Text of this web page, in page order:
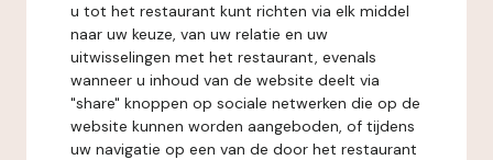
u tot het restaurant kunt richten via elk middel
naar uw keuze, van uw relatie en uw
uitwisselingen met het restaurant, evenals
wanneer u inhoud van de website deelt via
"share" knoppen op sociale netwerken die op de
website kunnen worden aangeboden, of tijdens
uw navigatie op een van de door het restaurant